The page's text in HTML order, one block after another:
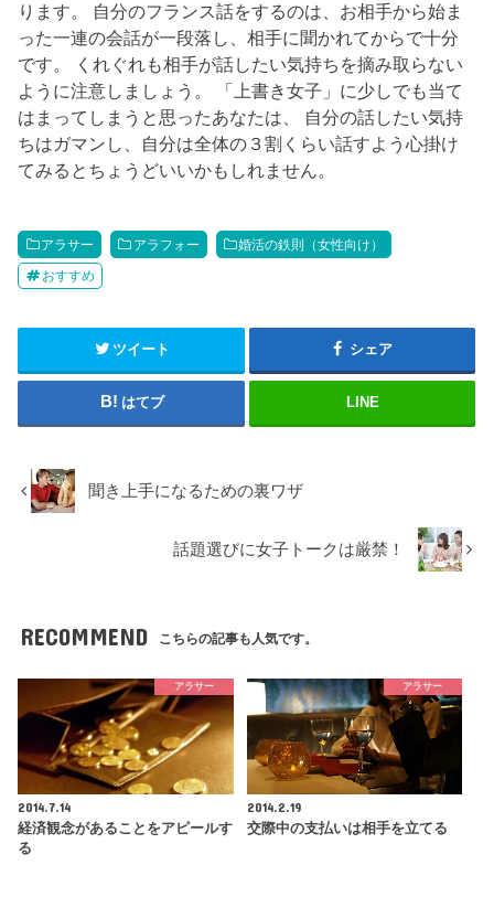
ります。 自分のフランス話をするのは、お相手から始ま
った一連の会話が一段落し、相手に聞かれてからで十分
です。 くれぐれも相手が話したい気持ちを摘み取らない
ように注意しましょう。 「上書き女子」に少しでも当て
はまってしまうと思ったあなたは、 自分の話したい気持
ちはガマンし、自分は全体の３割くらい話すよう心掛け
てみるとちょうどいいかもしれません。
アラサー アラフォー 婚活の鉄則（女性向け）
おすすめ
ツイート シェア
はてブ LINE
聞き上手になるための裏ワザ
話題選びに女子トークは厳禁！
RECOMMEND こちらの記事も人気です。
アラサー
2014.7.14
経済観念があることをアピールす
る
アラサー
2014.2.19
交際中の支払いは相手を立てる